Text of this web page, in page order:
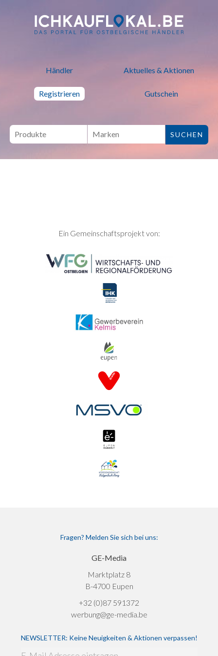
ich kauf lokal - Bei lokalen
Händler Aktuelles & Aktionen
Registrieren Gutschein
SEITENFUSSEin Gemeinschaftsprojekt von:
Fragen? Melden Sie sich bei uns:
GE-Media
Marktplatz 8
B-4700 Eupen
+32 (0)87 591372
werbung@ge-media.be
NEWSLETTER: Keine Neuigkeiten & Aktionen verpassen!